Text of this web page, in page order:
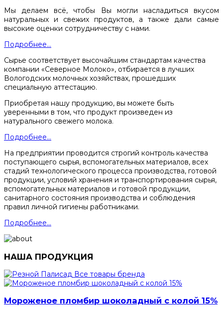
Мы делаем всё, чтобы Вы могли насладиться вкусом
натуральных и свежих продуктов, а также дали самые
высокие оценки сотрудничеству с нами.
Подробнее...
Сырье соответствует высочайшим стандартам качества
компании «Северное Молоко», отбирается в лучших
Вологодских молочных хозяйствах, прошедших
специальную аттестацию.
Приобретая нашу продукцию, вы можете быть
уверенными в том, что продукт произведен из
натурального свежего молока.
Подробнее...
На предприятии проводится строгий контроль качества
поступающего сырья, вспомогательных материалов, всех
стадий технологического процесса производства, готовой
продукции, условий хранения и транспортирования сырья,
вспомогательных материалов и готовой продукции,
санитарного состояния производства и соблюдения
правил личной гигиены работниками.
Подробнее...
НАША ПРОДУКЦИЯ
Все товары бренда
Мороженое пломбир шоколадный с колой 15%